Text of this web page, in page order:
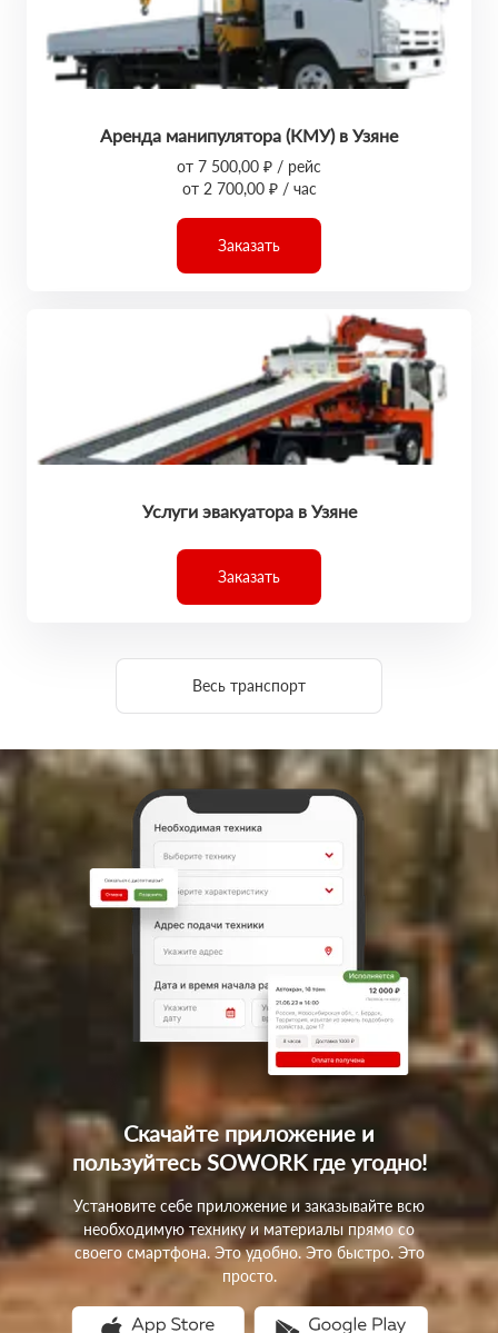
Аренда манипулятора (КМУ) в Узяне
от 7 500,00 ₽ / рейс
от 2 700,00 ₽ / час
Заказать
Услуги эвакуатора в Узяне
Заказать
Весь транспорт
Скачайте приложение и
пользуйтесь SOWORK где угодно!
Установите себе приложение и заказывайте всю
необходимую технику и материалы прямо со
своего смартфона. Это удобно. Это быстро. Это
просто.